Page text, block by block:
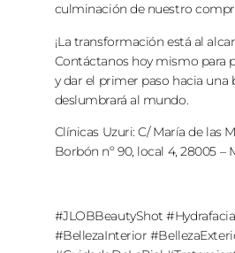
culminación de nuestro
¡La transformación está al
Contáctanos hoy mismo para
y dar el primer paso hacia una
deslumbrará al mundo.
Clínicas Uzuri: C/ María de las
Borbón nº 90, local 4, 28005 –
#JLOBBeautyShot
#BellezaInterior